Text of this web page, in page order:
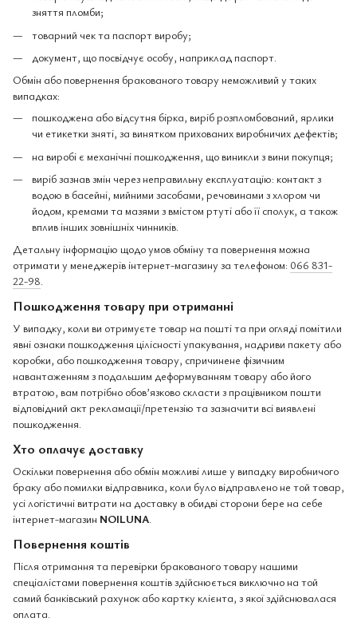
зняття пломби;
товарний чек та паспорт виробу;
документ, що посвідчує особу, наприклад паспорт.
Обмін або повернення бракованого товару неможливий у таких
випадках:
пошкоджена або відсутня бірка, виріб розпломбований, ярлики
чи етикетки зняті, за винятком прихованих виробничих дефектів;
на виробі є механічні пошкодження, що виникли з вини покупця;
виріб зазнав змін через неправильну експлуатацію: контакт з
водою в басейні, мийними засобами, речовинами з хлором чи
йодом, кремами та мазями з вмістом ртуті або її сполук, а також
вплив інших зовнішніх чинників.
Детальну інформацію щодо умов обміну та повернення можна
отримати у менеджерів інтернет-магазину за телефоном: 066 831-
22-98.
Пошкодження товару при отриманні
У випадку, коли ви отримуєте товар на пошті та при огляді помітили
явні ознаки пошкодження цілісності упакування, надриви пакету або
коробки, або пошкодження товару, спричинене фізичним
навантаженням з подальшим деформуванням товару або його
втратою, вам потрібно обов’язково скласти з працівником пошти
відповідний акт рекламації/претензію та зазначити всі виявлені
пошкодження.
Хто оплачує доставку
Оскільки повернення або обмін можливі лише у випадку виробничого
браку або помилки відправника, коли було відправлено не той товар,
усі логістичні витрати на доставку в обидві сторони бере на себе
інтернет-магазин NOILUNA.
Повернення коштів
Після отримання та перевірки бракованого товару нашими
спеціалістами повернення коштів здійснюється виключно на той
самий банківський рахунок або картку клієнта, з якої здійснювалася
оплата.